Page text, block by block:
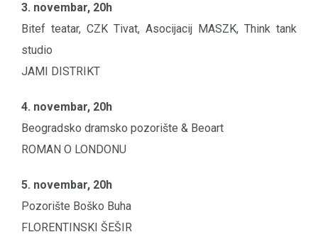
3. novembar, 20h
Bitef teatar, CZK Tivat, Asocijacij MASZK, Think tank
studio
JAMI DISTRIKT
4. novembar, 20h
Beogradsko dramsko pozorište & Beoart
ROMAN O LONDONU
5. novembar, 20h
Pozorište Boško Buha
FLORENTINSKI ŠEŠIR